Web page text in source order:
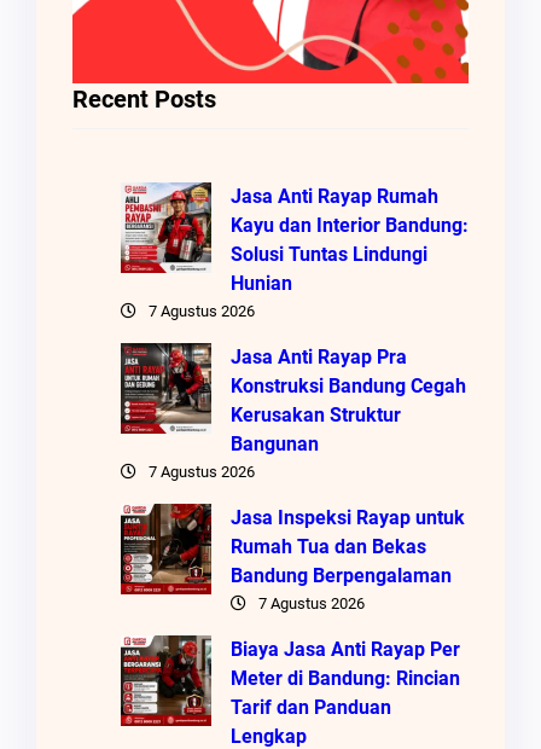
Recent Posts
Jasa Anti Rayap Rumah
Kayu dan Interior Bandung:
Solusi Tuntas Lindungi
Hunian
7 Agustus 2026
Jasa Anti Rayap Pra
Konstruksi Bandung Cegah
Kerusakan Struktur
Bangunan
7 Agustus 2026
Jasa Inspeksi Rayap untuk
Rumah Tua dan Bekas
Bandung Berpengalaman
7 Agustus 2026
Biaya Jasa Anti Rayap Per
Meter di Bandung: Rincian
Tarif dan Panduan
Lengkap